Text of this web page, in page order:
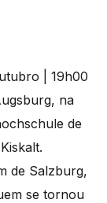
na
de
de Salzburg,
se tornou